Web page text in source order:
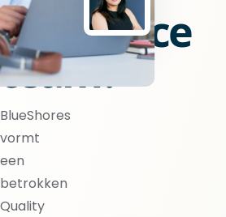
assurance
team?
BlueShores
vormt
een
betrokken
Quality